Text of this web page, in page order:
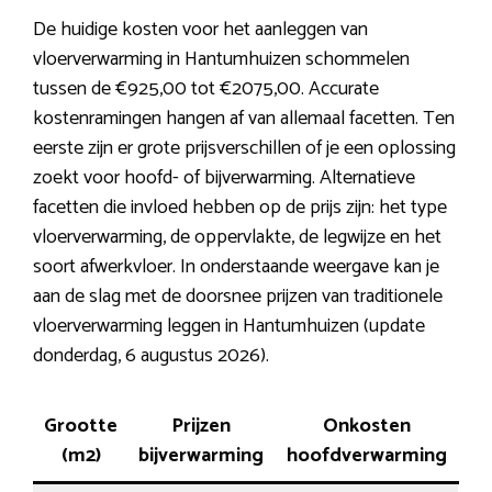
De huidige kosten voor het aanleggen van
vloerverwarming in Hantumhuizen schommelen
tussen de €925,00 tot €2075,00. Accurate
kostenramingen hangen af van allemaal facetten. Ten
eerste zijn er grote prijsverschillen of je een oplossing
zoekt voor hoofd- of bijverwarming. Alternatieve
facetten die invloed hebben op de prijs zijn: het type
vloerverwarming, de oppervlakte, de legwijze en het
soort afwerkvloer. In onderstaande weergave kan je
aan de slag met de doorsnee prijzen van traditionele
vloerverwarming leggen in Hantumhuizen (update
donderdag, 6 augustus 2026).
Grootte
(m2)
Prijzen
bijverwarming
Onkosten
hoofdverwarming